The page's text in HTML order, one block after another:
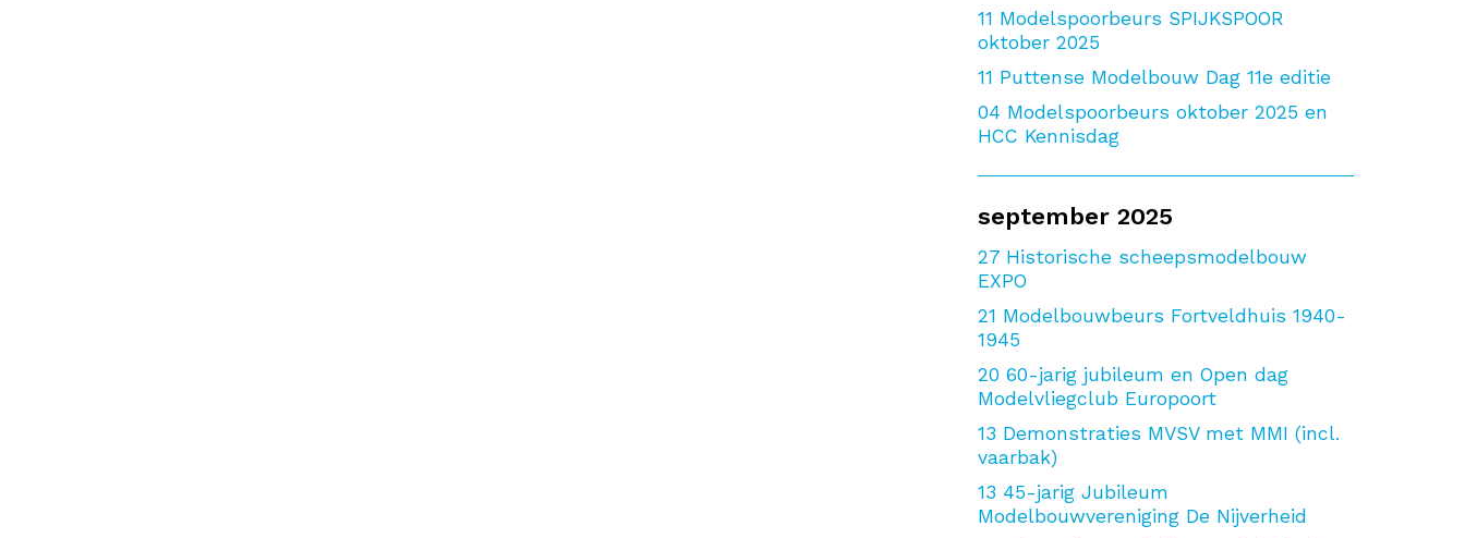
11 Modelspoorbeurs SPIJKSPOOR
oktober 2025
11 Puttense Modelbouw Dag 11e editie
04 Modelspoorbeurs oktober 2025 en
HCC Kennisdag
september 2025
27 Historische scheepsmodelbouw
EXPO
21 Modelbouwbeurs Fortveldhuis 1940-
1945
20 60-jarig jubileum en Open dag
Modelvliegclub Europoort
13 Demonstraties MVSV met MMI (incl.
vaarbak)
13 45-jarig Jubileum
Modelbouwvereniging De Nijverheid